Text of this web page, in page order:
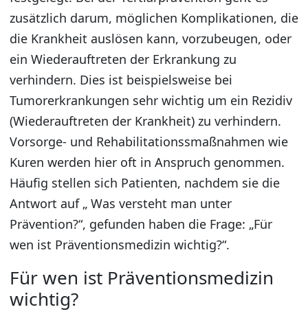
zusätzlich darum, möglichen Komplikationen, die
die Krankheit auslösen kann, vorzubeugen, oder
ein Wiederauftreten der Erkrankung zu
verhindern. Dies ist beispielsweise bei
Tumorerkrankungen sehr wichtig um ein Rezidiv
(Wiederauftreten der Krankheit) zu verhindern.
Vorsorge- und Rehabilitationssmaßnahmen wie
Kuren werden hier oft in Anspruch genommen.
Häufig stellen sich Patienten, nachdem sie die
Antwort auf „ Was versteht man unter
Prävention?“, gefunden haben die Frage: „Für
wen ist Präventionsmedizin wichtig?“.
Für wen ist Präventionsmedizin
wichtig?